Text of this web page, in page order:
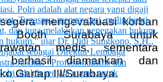
mengevakuasi korban
Booth Surabaya untuk
medis, sementara
berhasil diamankan dan
Gartap III/Surabaya.